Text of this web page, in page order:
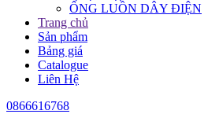
ỐNG LUỒN DÂY ĐIỆN
Trang chủ
Sản phẩm
Bảng giá
Catalogue
Liên Hệ
0866616768